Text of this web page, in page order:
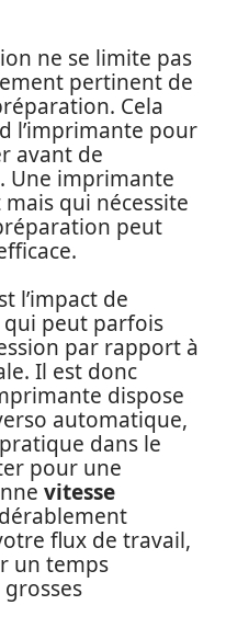
ne se limite pas
pertinent de
Cela
l’imprimante pour
avant de
Une imprimante
qui nécessite
peut
l’impact de
qui peut parfois
par rapport à
Il est donc
dispose
automatique,
dans le
pour une
vitesse
flux de travail,
un temps